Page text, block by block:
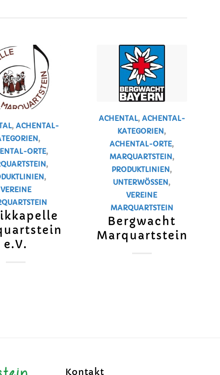
,ACHENTAL-
,
ORTE,
,
,
VEREINE
e.V.
ACHENTAL, ACHENTAL-
KATEGORIEN,
ACHENTAL-ORTE,
MARQUARTSTEIN,
PRODUKTLINIEN,
UNTERWÖSSEN,
VEREINE
MARQUARTSTEIN
Bergwacht
Marquartstein
Kontakt